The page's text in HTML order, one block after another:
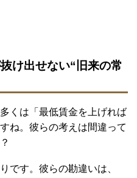
け出せない“旧来の常
くは「最低賃金を上げれば
ね。彼らの考えは間違って
です。彼らの勘違いは、